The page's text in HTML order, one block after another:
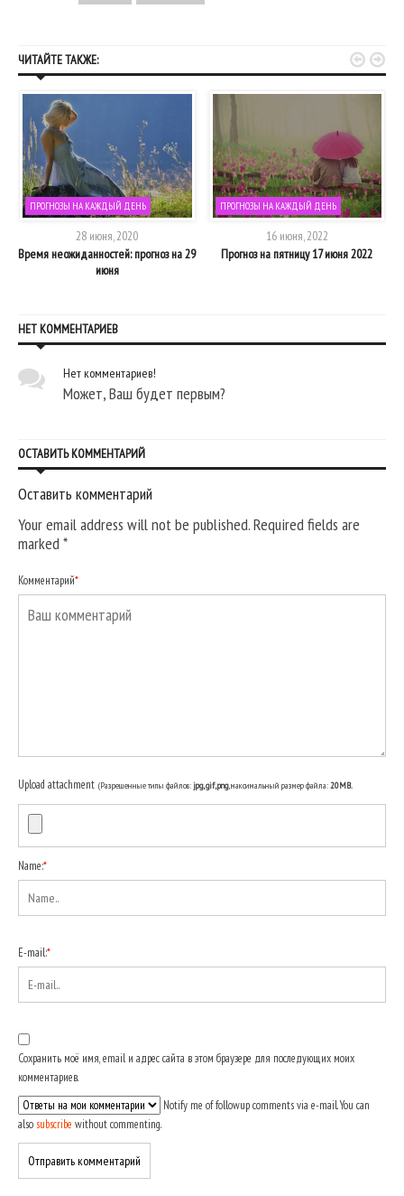
ЧИТАЙТЕ ТАКЖЕ:
ПРОГНОЗЫ НА КАЖДЫЙ ДЕНЬ
28 июня, 2020
Время неожиданностей: прогноз на 29
июня
ПРОГНОЗЫ НА КАЖДЫЙ ДЕНЬ
16 июня, 2022
Прогноз на пятницу 17 июня 2022
 
НЕТ КОММЕНТАРИЕВ
Нет комментариев!
Может, Ваш будет первым?
ОСТАВИТЬ КОММЕНТАРИЙ
Оставить комментарий
Your email address will not be published. Required fields are
marked*
Комментарий*
Upload attachment (Разрешенные типы файлов:jpg, gif, png, максимальный размер файла:20MB.
Name:*
E-mail:*
Сохранить моё имя, email и адрес сайта в этом браузере для последующих моих
комментариев.
Notify me of followup comments via e-mail. You can
also subscribe without commenting.